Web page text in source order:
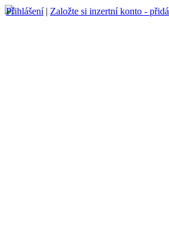
Přihlášení| Založte si inzertní konto -